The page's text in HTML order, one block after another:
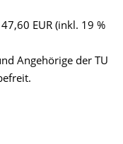
EUR (inkl. 19 %
Angehörige der TU